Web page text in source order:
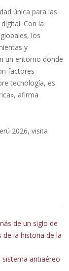
única para las
Con la
los
y
un entorno donde
factores
tecnología, es
afirma
2026, visita
de un siglo de
de la historia de la
sistema antiaéreo